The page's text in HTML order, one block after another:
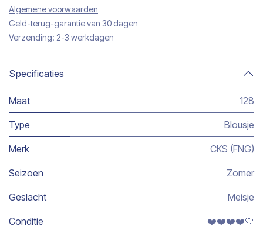
Algemene voorwaarden
Geld-terug-garantie van 30 dagen
Verzending: 2-3 werkdagen
Specificaties
Maat 128
Type Blousje
Merk CKS (FNG)
Seizoen Zomer
Geslacht Meisje
Conditie ❤️❤️❤️❤️🤍